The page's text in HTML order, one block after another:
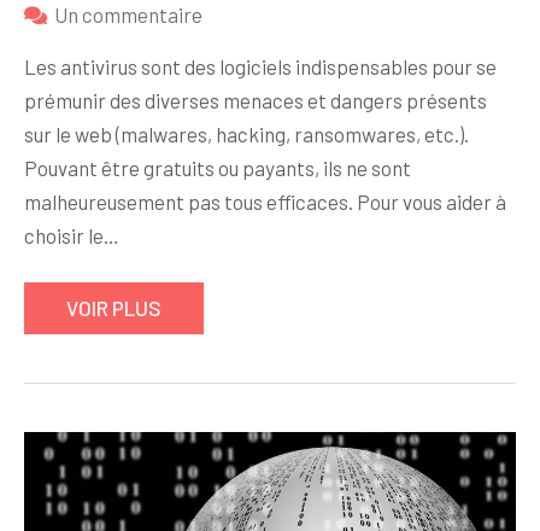
Un commentaire
meilleurs
antivirus
en
2018
Les antivirus sont des logiciels indispensables pour se
prémunir des diverses menaces et dangers présents
sur le web (malwares, hacking, ransomwares, etc.).
Pouvant être gratuits ou payants, ils ne sont
malheureusement pas tous efficaces. Pour vous aider à
choisir le…
VOIR PLUS